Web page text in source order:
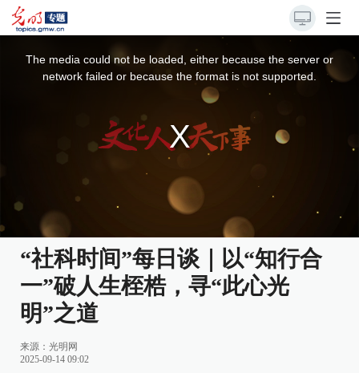
The media could not be loaded, either because the server or
network failed or because the format is not supported.
“社科时间”每日谈｜以“知行合
一”破人生桎梏，寻“此心光
明”之道
来源： 光明网
2025-09-14 09:02